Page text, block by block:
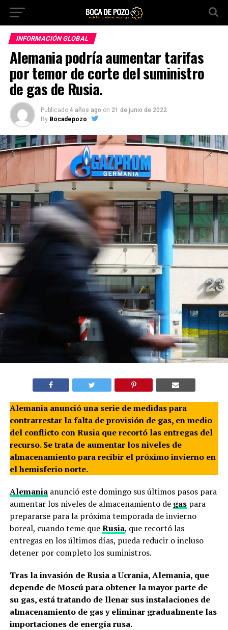
INFORMACIÓN GLOBAL
Alemania podría aumentar tarifas
por temor de corte del suministro
de gas de Rusia.
Publicado 4 años ago on 21 de junio de 2022
By Bocadepozo
Alemania anunció una serie de medidas para
contrarrestar la falta de provisión de gas, en medio
del conflicto con Rusia que recortó las entregas del
recurso. Se trata de aumentar los niveles de
almacenamiento para recibir el próximo invierno en
el hemisferio norte.
Alemaniaanunció este domingo sus últimos pasos para
aumentar los niveles de almacenamiento de gaspara
prepararse para la próxima temporada de invierno
boreal, cuando teme queRusia, que recortó las
entregas en los últimos días, pueda reducir o incluso
detener por completo los suministros.
Tras la invasión de Rusia a Ucrania, Alemania, que
depende de Moscú para obtener la mayor parte de
su gas, está tratando de llenar sus instalaciones de
almacenamiento de gas y eliminar gradualmente las
importaciones de energía rusa.